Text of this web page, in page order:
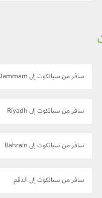
سافر من سيالكوت إلى Dammam
سافر من سيالكوت إلى Riyadh
سافر من سيالكوت إلى Bahrain
سافر من سيالكوت إلى الدقم